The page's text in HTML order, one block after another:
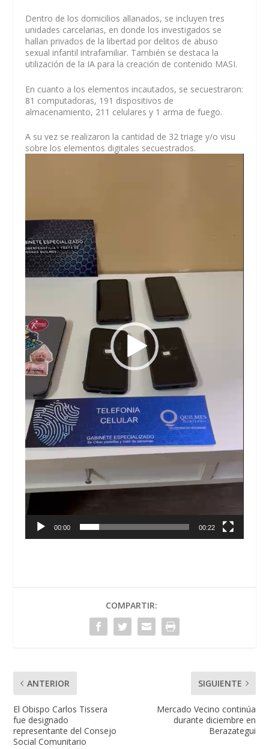
Dentro de los domicilios allanados, se incluyen tres
unidades carcelarias, en donde los investigados se
hallan privados de la libertad por delitos de abuso
sexual infantil intrafamiliar. También se destaca la
utilización de la IA para la creación de contenido MASI.
En cuanto a los elementos incautados, se secuestraron:
81 computadoras, 191 dispositivos de
almacenamiento, 211 celulares y 1 arma de fuego.
A su vez se realizaron la cantidad de 32 triage y/o visu
sobre los elementos digitales secuestrados.
00:00 00:22
COMPARTIR:
ANTERIOR
El Obispo Carlos Tissera
fue designado
representante del Consejo
Social Comunitario
SIGUIENTE
Mercado Vecino continúa
durante diciembre en
Berazategui